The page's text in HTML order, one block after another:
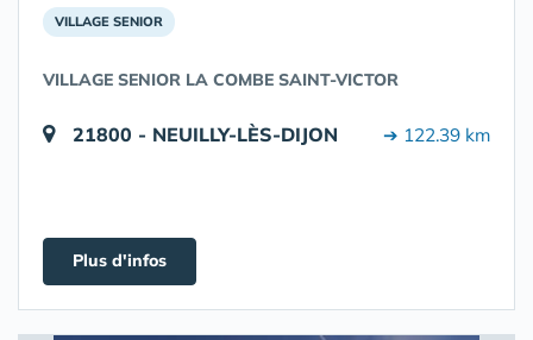
VILLAGE SENIOR
VILLAGE SENIOR LA COMBE SAINT-VICTOR
21800 - NEUILLY-LÈS-DIJON ➔ 122.39 km
Plus d'infos